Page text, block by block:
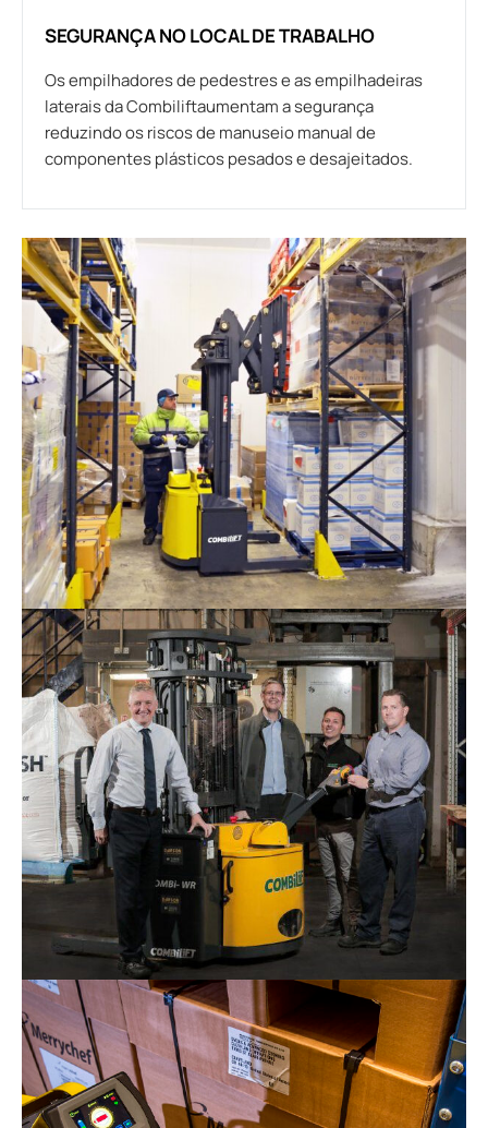
SEGURANÇA NO LOCAL DE TRABALHO
Os empilhadores de pedestres e as empilhadeiras
laterais da Combiliftaumentam a segurança
reduzindo os riscos de manuseio manual de
componentes plásticos pesados e desajeitados.